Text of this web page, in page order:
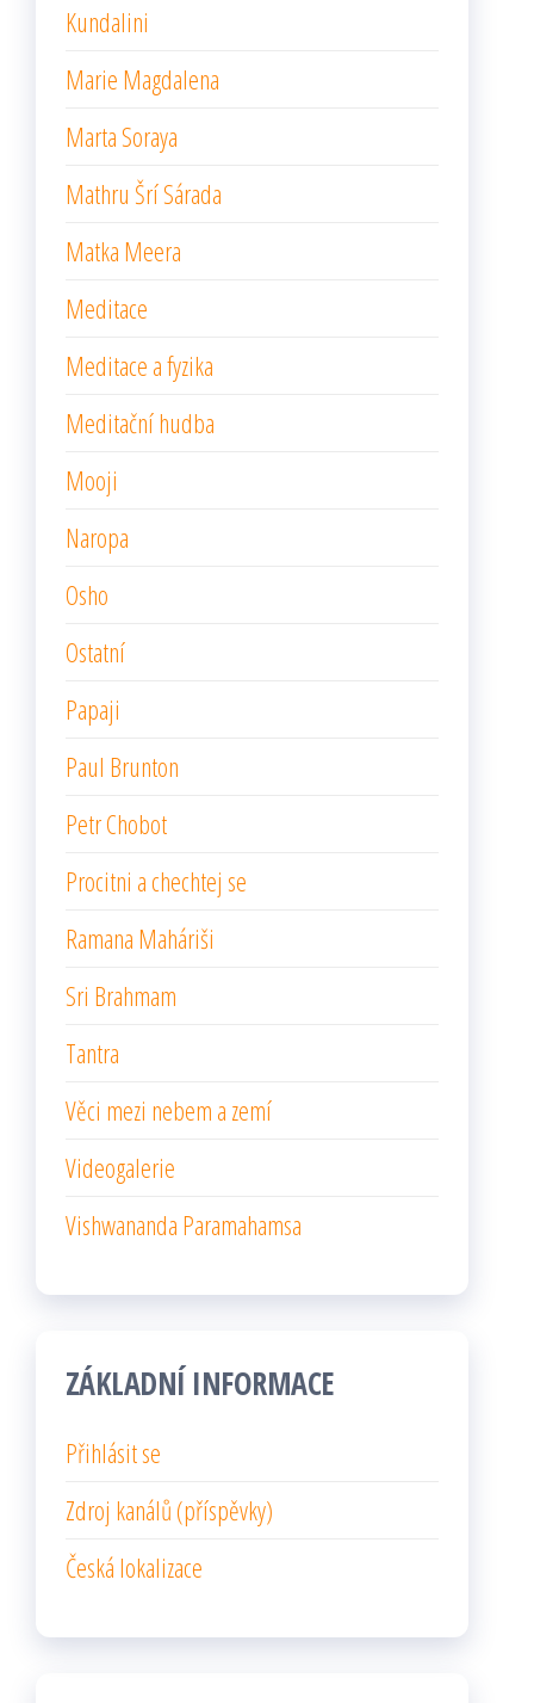
Kundalini
Marie Magdalena
Marta Soraya
Mathru Šrí Sárada
Matka Meera
Meditace
Meditace a fyzika
Meditační hudba
Mooji
Naropa
Osho
Ostatní
Papaji
Paul Brunton
Petr Chobot
Procitni a chechtej se
Ramana Maháriši
Sri Brahmam
Tantra
Věci mezi nebem a zemí
Videogalerie
Vishwananda Paramahamsa
ZÁKLADNÍ INFORMACE
Přihlásit se
Zdroj kanálů (příspěvky)
Česká lokalizace